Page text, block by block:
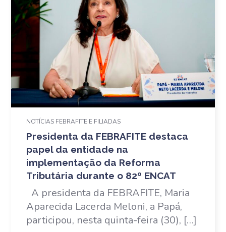
NOTÍCIAS FEBRAFITE E FILIADAS
Presidenta da FEBRAFITE destaca
papel da entidade na
implementação da Reforma
Tributária durante o 82º ENCAT
A presidenta da FEBRAFITE, Maria
Aparecida Lacerda Meloni, a Papá,
participou, nesta quinta-feira (30), […]